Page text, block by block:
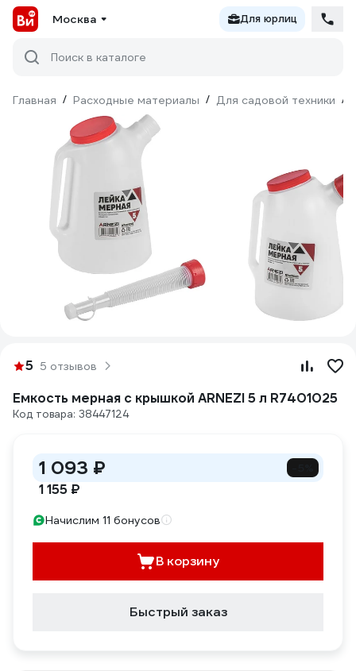
Москва Для юрлиц
Поиск в каталоге
Главная / Расходные материалы / Для садовой техники /
5 5 отзывов
Емкость мерная с крышкой ARNEZI 5 л R7401025
Код товара: 38447124
1 093 ₽
1 155 ₽
Начислим 11 бонусов
В корзину
Быстрый заказ